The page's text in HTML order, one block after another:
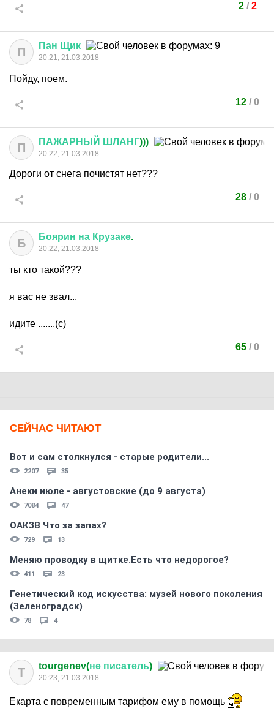
2/ 2
П Пан Щик
20:21, 21.03.2018
Пойду, поем.
12 / 0
П ПАЖАРНЫЙ ШЛАНГ)))
20:22, 21.03.2018
Дороги от снега почистят нет???
28 / 0
Б Боярин на Крузаке.
20:22, 21.03.2018
ты кто такой???
я вас не звал...
идите .......(с)
65 / 0
СЕЙЧАС ЧИТАЮТ
Вот и сам столкнулся - старые родители...
2207 35
Анеки июле - августовские (до 9 августа)
7084 47
ОАКЗВ Что за запах?
729 13
Меняю проводку в щитке.Есть что недорогое?
411 23
Генетический код искусства: музей нового поколения
(Зеленоградск)
78 4
T tourgenev(не писатель)
20:23, 21.03.2018
Екарта с повременным тарифом ему в помощь